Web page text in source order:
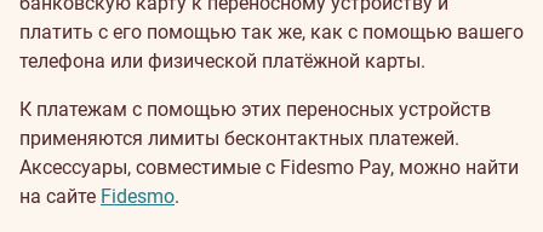
платить с его помощью так же, как с помощью вашего
телефона или физической платёжной карты.
К платежам с помощью этих переносных устройств
применяются лимиты бесконтактных платежей.
Аксессуары, совместимые с Fidesmo Pay, можно найти
на сайте Fidesmo.